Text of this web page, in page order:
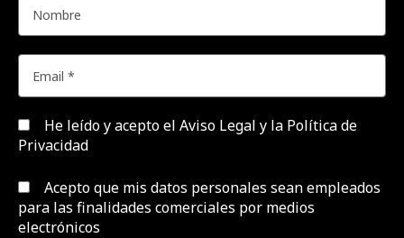
He leído y acepto el Aviso Legal y la Política de
Privacidad
Acepto que mis datos personales sean empleados
para las finalidades comerciales por medios
electrónicos